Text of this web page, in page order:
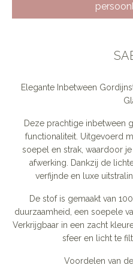
Elegante Inbetween
Deze prachtige inbetween
functionaliteit. Uitgevoerd
soepel en strak, waardoor
afwerking. Dankzij de
verfijnde en luxe
De stof is gemaakt van
duurzaamheid, een soepele
Verkrijgbaar in een zacht
sfeer en licht te
Voordelen van